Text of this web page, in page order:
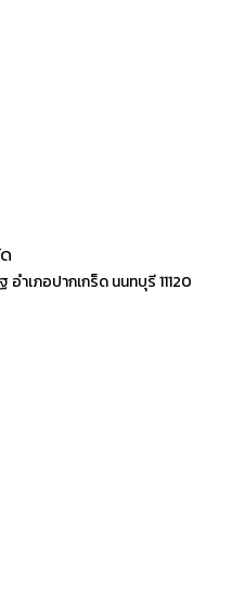
ำเภอปากเกร็ด นนทบุรี 11120